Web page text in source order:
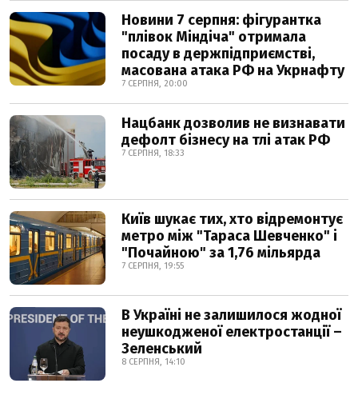
Новини 7 серпня: фігурантка
"плівок Міндіча" отримала
посаду в держпідприємстві,
масована атака РФ на Укрнафту
7 СЕРПНЯ, 20:00
Нацбанк дозволив не визнавати
дефолт бізнесу на тлі атак РФ
7 СЕРПНЯ, 18:33
Київ шукає тих, хто відремонтує
метро між "Тараса Шевченко" і
"Почайною" за 1,76 мільярда
7 СЕРПНЯ, 19:55
В Україні не залишилося жодної
неушкодженої електростанції –
Зеленський
8 СЕРПНЯ, 14:10